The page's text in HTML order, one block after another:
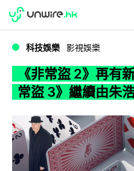
WWDC 2026
科技娛樂 影視娛樂
《非常盜 2》再有
常盜 3》繼續由朱